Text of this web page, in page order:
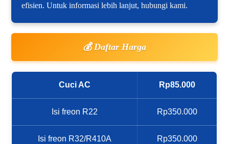
efisien. Untuk informasi lebih lanjut, hubungi kami.
💰 Daftar Harga
Cuci AC Rp85.000
Isi freon R22 Rp350.000
Isi freon R32/R410A Rp350.000